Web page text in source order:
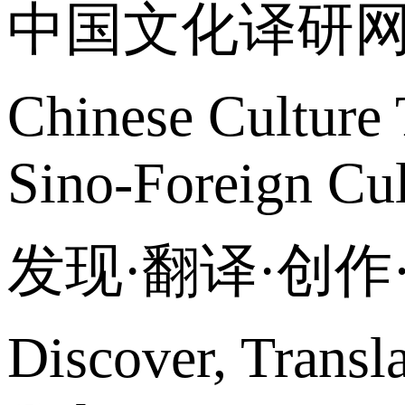
中国文化译研
Chinese
Sino-Foreign
发现·翻译·创
Discover,